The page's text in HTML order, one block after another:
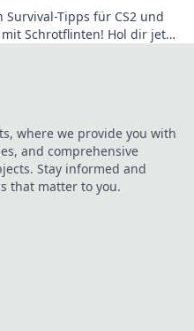
Survival-Tipps für CS2 und
Schrotflinten! Hol dir jetzt
where we provide you with
and comprehensive
Stay informed and
that matter to you.